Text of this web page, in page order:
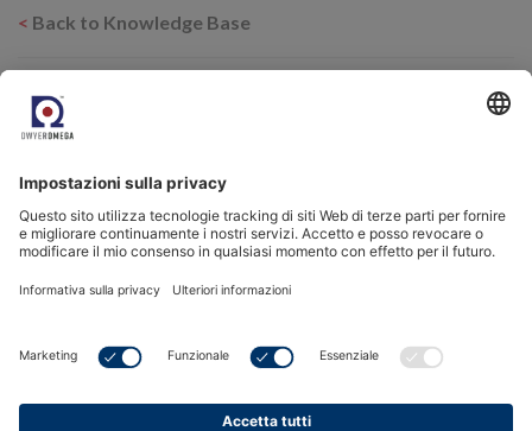
< Back to Knowledge Base
Related Products
Sonda meteorologica RH e T - Rotronic MP100A/MP400A
Trasmettitore Meteo per HC2A-S3 - Rotronic MP102H/402H